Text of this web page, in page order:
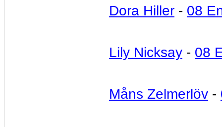
Dora Hiller - 08
Lily Nicksay - 08
Måns Zelmerlöv -